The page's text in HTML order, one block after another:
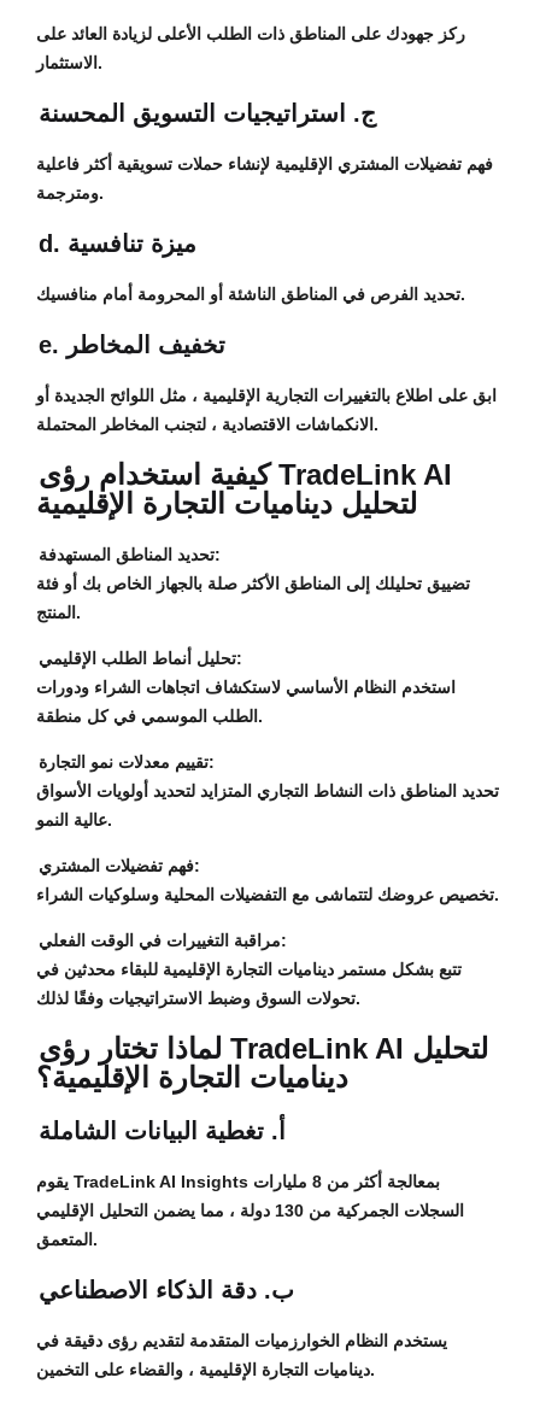
ركز جهودك على المناطق ذات الطلب الأعلى لزيادة العائد على
الاستثمار.
ج. استراتيجيات التسويق المحسنة
فهم تفضيلات المشتري الإقليمية لإنشاء حملات تسويقية أكثر فاعلية
ومترجمة.
d. ميزة تنافسية
تحديد الفرص في المناطق الناشئة أو المحرومة أمام منافسيك.
e. تخفيف المخاطر
ابق على اطلاع بالتغييرات التجارية الإقليمية ، مثل اللوائح الجديدة أو
الانكماشات الاقتصادية ، لتجنب المخاطر المحتملة.
كيفية استخدام رؤى TradeLink AI
لتحليل ديناميات التجارة الإقليمية
تحديد المناطق المستهدفة:
تضييق تحليلك إلى المناطق الأكثر صلة بالجهاز الخاص بك أو فئة
المنتج.
تحليل أنماط الطلب الإقليمي:
استخدم النظام الأساسي لاستكشاف اتجاهات الشراء ودورات
الطلب الموسمي في كل منطقة.
تقييم معدلات نمو التجارة:
تحديد المناطق ذات النشاط التجاري المتزايد لتحديد أولويات الأسواق
عالية النمو.
فهم تفضيلات المشتري:
تخصيص عروضك لتتماشى مع التفضيلات المحلية وسلوكيات الشراء.
مراقبة التغييرات في الوقت الفعلي:
تتبع بشكل مستمر ديناميات التجارة الإقليمية للبقاء محدثين في
تحولات السوق وضبط الاستراتيجيات وفقًا لذلك.
لماذا تختار رؤى TradeLink AI لتحليل
ديناميات التجارة الإقليمية؟
أ. تغطية البيانات الشاملة
يقوم TradeLink AI Insights بمعالجة أكثر من 8 مليارات
السجلات الجمركية من 130 دولة ، مما يضمن التحليل الإقليمي
المتعمق.
ب. دقة الذكاء الاصطناعي
يستخدم النظام الخوارزميات المتقدمة لتقديم رؤى دقيقة في
ديناميات التجارة الإقليمية ، والقضاء على التخمين.